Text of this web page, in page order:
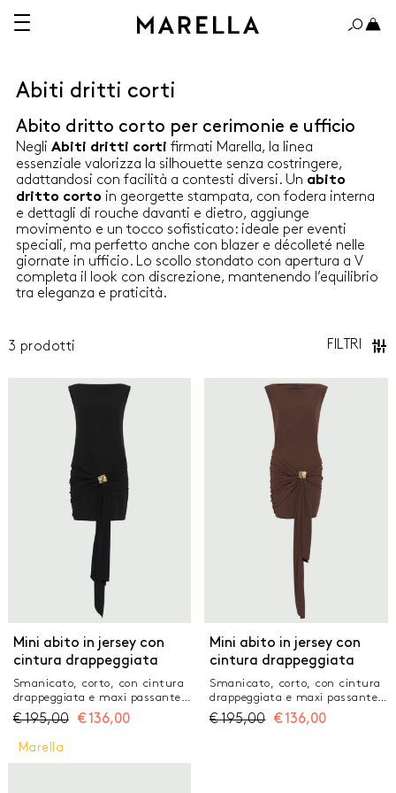
ABITI
CAMICIE
GONNE
JEANS
MAGLIERIA
PANTALONI
TAILLEUR
TOP E T-SHIRT
Abiti dritti corti
Abito dritto corto per cerimonie e ufficio
Negli Abiti dritti corti firmati Marella, la linea
essenziale valorizza la silhouette senza costringere,
adattandosi con facilità a contesti diversi. Un abito
dritto corto in georgette stampata, con fodera interna
e dettagli di rouche davanti e dietro, aggiunge
movimento e un tocco sofisticato: ideale per eventi
speciali, ma perfetto anche con blazer e décolleté nelle
giornate in ufficio. Lo scollo stondato con apertura a V
completa il look con discrezione, mantenendo l’equilibrio
tra eleganza e praticità.
3 prodotti FILTRI
Mini abito in jersey con
cintura drappeggiata
Smanicato, corto, con cintura
drappeggiata e maxi passante
in metallo: impossibile resistere
all'energia positiva di questo
mini abito. Femminilità, in
versione up to date. Tessuto
€ 195,00 € 136,00
Mini abito in jersey con
cintura drappeggiata
Smanicato, corto, con cintura
drappeggiata e maxi passante
in metallo: impossibile resistere
all'energia positiva di questo
€ 195,00 € 136,00
Marella
150€ OLTRE 150€